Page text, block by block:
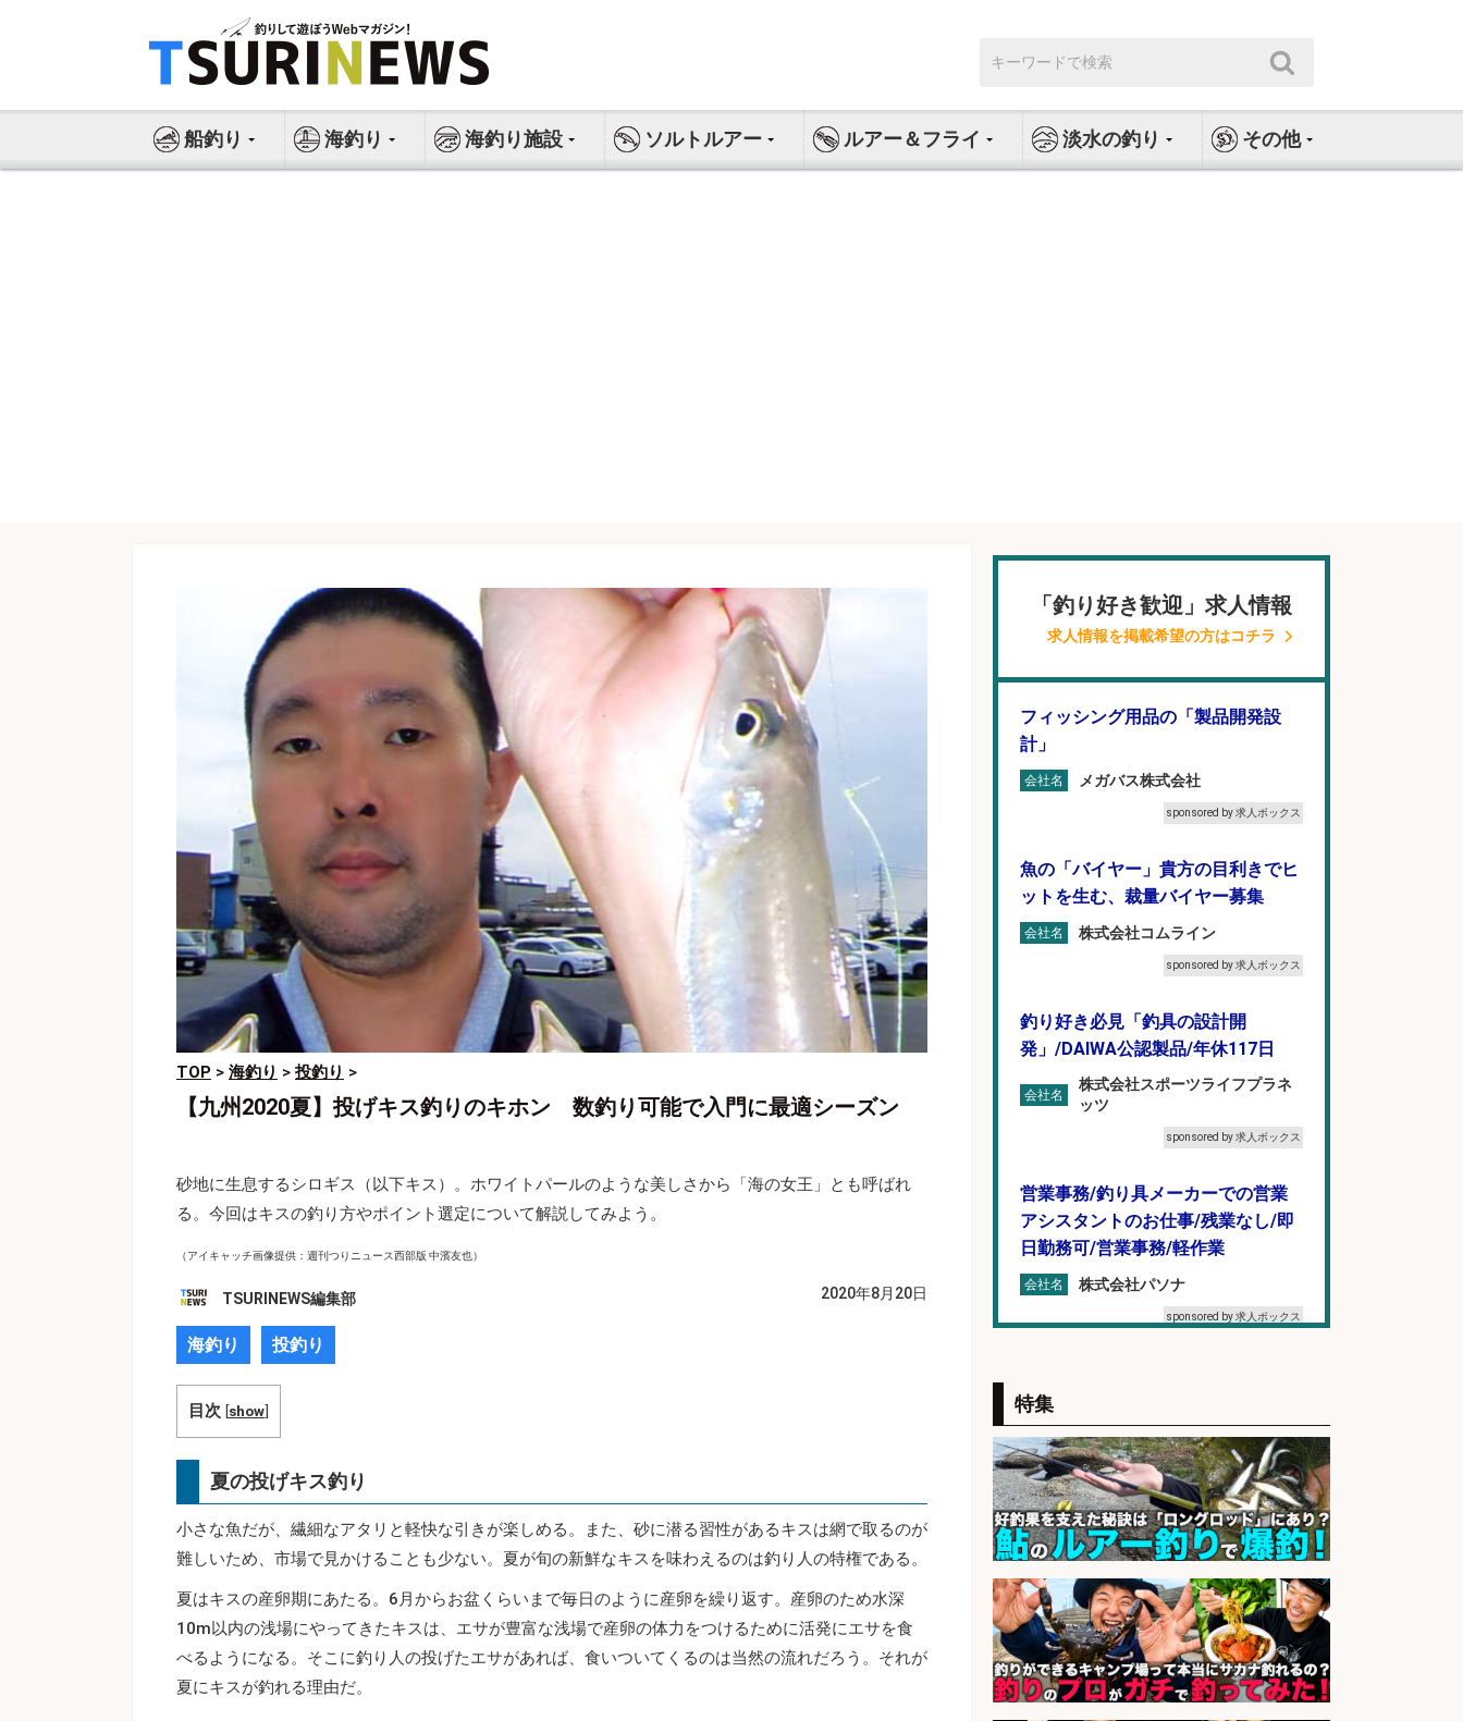
ス
索:
船釣り 海釣り 海釣り施設 ソルトルアー ルアー＆フライ 淡水の釣り その他
TOP > 海釣り > 投釣り >
【九州2020夏】投げキス釣りのキホン 数釣り可能で入門に最適シーズン
砂地に生息するシロギス（以下キス）。ホワイトパールのような美しさから「海の女王」とも呼ばれ
る。今回はキスの釣り方やポイント選定について解説してみよう。
（アイキャッチ画像提供：週刊つりニュース西部版 中濱友也）
TSURINEWS編集部 2020年8月20日
海釣り 投釣り
目次 [show]
夏の投げキス釣り
小さな魚だが、繊細なアタリと軽快な引きが楽しめる。また、砂に潜る習性があるキスは網で取るのが
難しいため、市場で見かけることも少ない。夏が旬の新鮮なキスを味わえるのは釣り人の特権である。
夏はキスの産卵期にあたる。6月からお盆くらいまで毎日のように産卵を繰り返す。産卵のため水深
10m以内の浅場にやってきたキスは、エサが豊富な浅場で産卵の体力をつけるために活発にエサを食
べるようになる。そこに釣り人の投げたエサがあれば、食いついてくるのは当然の流れだろう。それが
夏にキスが釣れる理由だ。
「釣り好き歓迎」求人情報
求人情報を掲載希望の方はコチラ
フィッシング用品の「製品開発設
計」
会社名 メガバス株式会社
sponsored by 求人ボックス
魚の「バイヤー」貴方の目利きでヒ
ットを生む、裁量バイヤー募集
会社名 株式会社コムライン
sponsored by 求人ボックス
釣り好き必見「釣具の設計開
発」/DAIWA公認製品/年休117日
会社名
株式会社スポーツライフプラネ
ッツ
sponsored by 求人ボックス
営業事務/釣り具メーカーでの営業
アシスタントのお仕事/残業なし/即
日勤務可/営業事務/軽作業
会社名 株式会社パソナ
sponsored by 求人ボックス
工/食品工場スタッフ」
会社名 株式会社松屋フーズ
sponsored by 求人ボックス
レジカウンター/お釣りの計算不要
の簡単レジ 未経験も安心の研修あり
1日2h
会社名 オーケー株式会社
sponsored by 求人ボックス
魚のプロとして活躍食を支える「鮮
特集